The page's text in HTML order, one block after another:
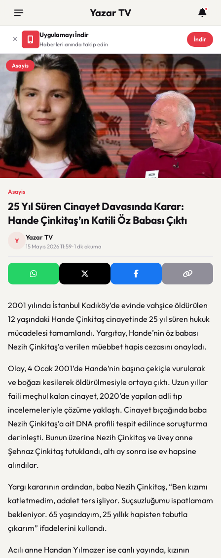
Yazar TV
Uygulamayı İndir
Haberleri anında takip edin
İndir
Asayis
Asayis
25 Yıl Süren Cinayet Davasında Karar:
Hande Çinkitaş’ın Katili Öz Babası Çıktı
Y Yazar TV
15 Mayıs 2026 11:59 · 1 dk okuma
2001 yılında İstanbul Kadıköy’de evinde vahşice öldürülen
12 yaşındaki Hande Çinkitaş cinayetinde 25 yıl süren hukuk
mücadelesi tamamlandı. Yargıtay, Hande’nin öz babası
Nezih Çinkitaş’a verilen müebbet hapis cezasını onayladı.
Olay, 4 Ocak 2001’de Hande’nin başına çekiçle vurularak
ve boğazı kesilerek öldürülmesiyle ortaya çıktı. Uzun yıllar
faili meçhul kalan cinayet, 2020’de yapılan adli tıp
incelemeleriyle çözüme yaklaştı. Cinayet bıçağında baba
Nezih Çinkitaş’a ait DNA profili tespit edilince soruşturma
derinleşti. Bunun üzerine Nezih Çinkitaş ve üvey anne
Şehnaz Çinkitaş tutuklandı, altı ay sonra ise ev hapsine
alındılar.
Yargı kararının ardından, baba Nezih Çinkitaş, “Ben kızımı
katletmedim, adalet ters işliyor. Suçsuzluğumu ispatlamam
bekleniyor. 65 yaşındayım, 25 yıllık hapisten tabutla
çıkarım” ifadelerini kullandı.
Acılı anne Handan Yılmazer ise canlı yayında, kızının